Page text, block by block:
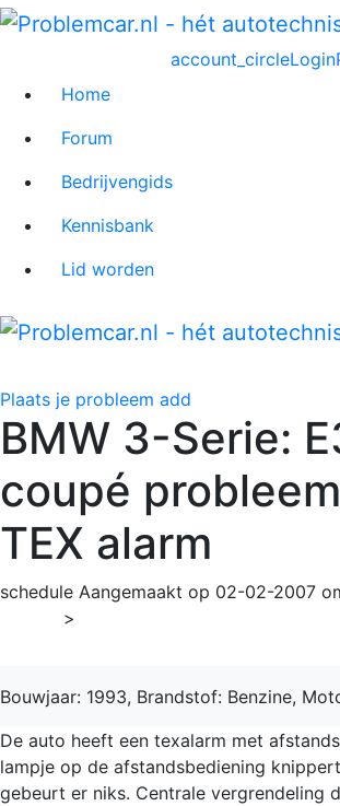
account_circleLogin
Home
Forum
Bedrijvengids
Kennisbank
Lid worden
Plaats je probleem add
BMW 3-Serie:
coupé
TEX alarm
schedule Aangemaakt op 02-02-2007
>
Bouwjaar: 1993, Brandstof: Benzine,
De auto heeft een texalarm met
lampje op de afstandsbediening
gebeurt er niks. Centrale vergrendeling